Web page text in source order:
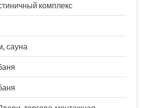
комплекс
сауна